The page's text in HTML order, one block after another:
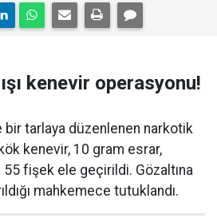
kenevir operasyonu!
bir tarlaya düzenlenen narkotik
kenevir, 10 gram esrar,
fişek ele geçirildi. Gözaltına
mahkemece tutuklandı.